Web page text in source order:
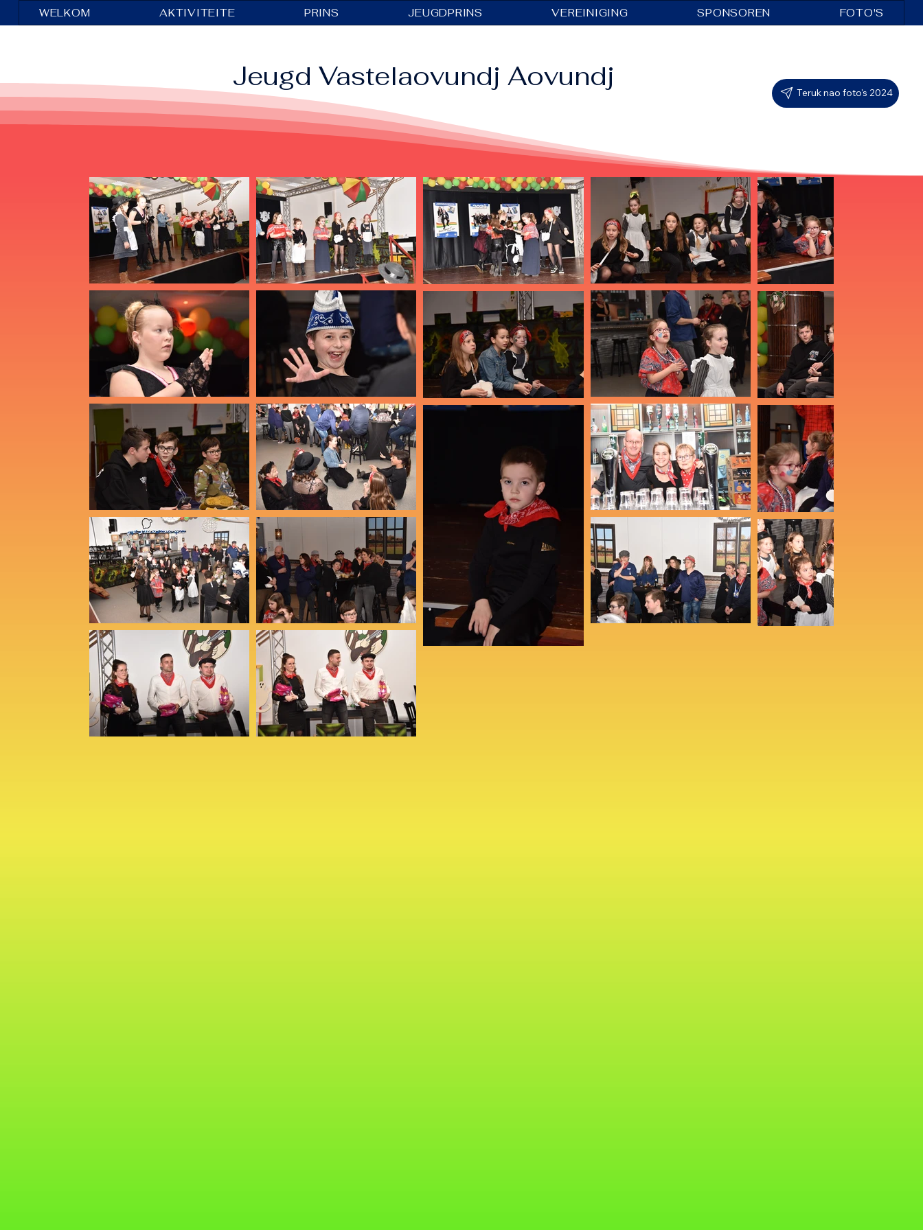
WELKOM AKTIVITEITE PRINS JEUGDPRINS VEREINIGING SPONSOREN FOTO'S
Jeugd Vastelaovundj Aovundj Teruk nao foto's 2024